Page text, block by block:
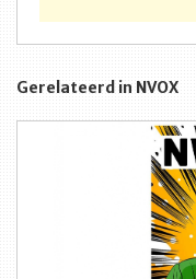
Gerelateerd in NVOX